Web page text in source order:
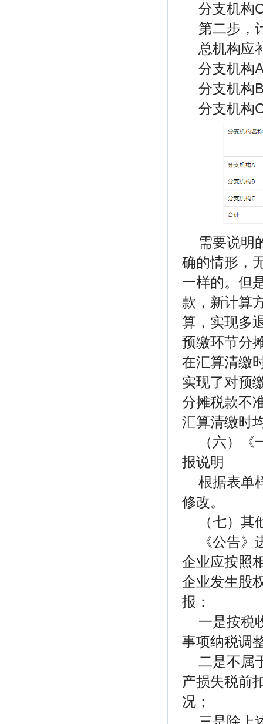
分支机构
第二步，
总机构应
分支机构
分支机构
分支机构
需要说明
确的情形，
一样的。但
款，新计算
算，实现多
预缴环节分
在汇算清缴
实现了对预
分摊税款不
汇算清缴时
（六）
报说明
根据表单
修改。
（七）
《公告
企业应按照
企业发生股
报：
一是按税
事项纳税调
二是不属
产损失税前
况；